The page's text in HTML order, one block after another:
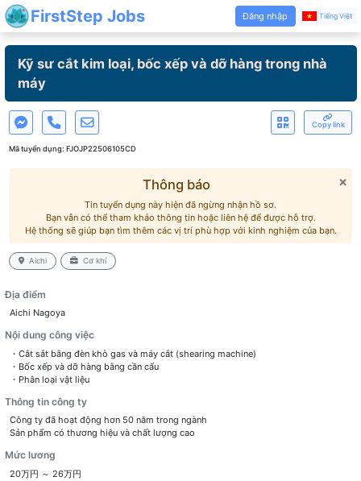
FirstStep Jobs Đăng nhập Tiếng Việt
Kỹ sư cắt kim loại, bốc xếp và dỡ hàng trong nhà
máy
Copy link
Mã tuyển dụng: FJOJP22506105CD
×
Thông báo
Tin tuyển dụng này hiện đã ngừng nhận hồ sơ.
Bạn vẫn có thể tham khảo thông tin hoặc liên hệ để được hỗ trợ.
Hệ thống sẽ giúp bạn tìm thêm các vị trí phù hợp với kinh nghiệm của bạn.
Aichi Cơ khí
Địa điểm
Aichi Nagoya
Nội dung công việc
・Cắt sắt bằng đèn khò gas và máy cắt (shearing machine)
・Bốc xếp và dỡ hàng bằng cần cẩu
・Phân loại vật liệu
Thông tin công ty
Công ty đã hoạt động hơn 50 năm trong ngành
Sản phẩm có thương hiệu và chất lượng cao
Mức lương
20万円 ～ 26万円